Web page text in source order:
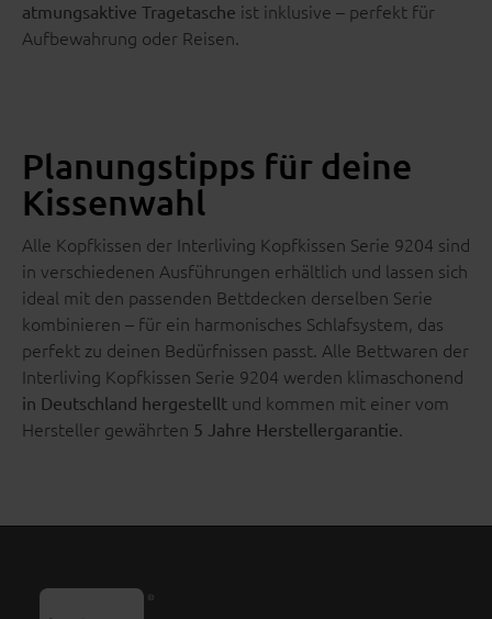
atmungsaktive Tragetasche ist inklusive – perfekt für
Aufbewahrung oder Reisen.
Planungstipps für deine
Kissenwahl
Alle Kopfkissen der Interliving Kopfkissen Serie 9204 sind
in verschiedenen Ausführungen erhältlich und lassen sich
ideal mit den passenden Bettdecken derselben Serie
kombinieren – für ein harmonisches Schlafsystem, das
perfekt zu deinen Bedürfnissen passt. Alle Bettwaren der
Interliving Kopfkissen Serie 9204 werden klimaschonend
in Deutschland hergestellt und kommen mit einer vom
Hersteller gewährten 5 Jahre Herstellergarantie.